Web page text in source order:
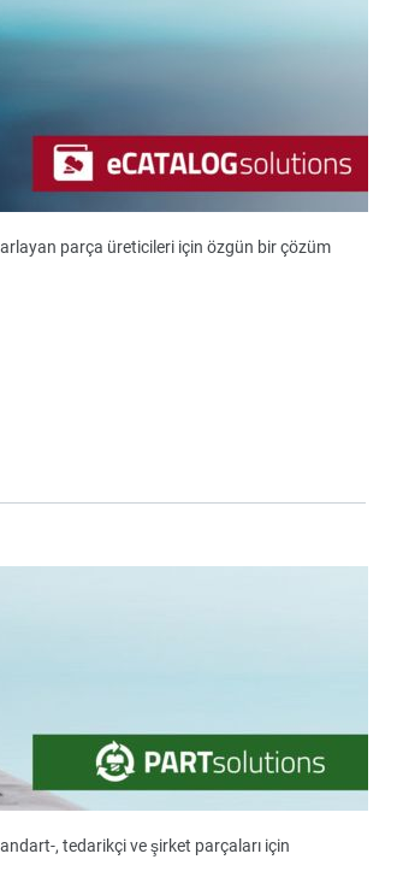
parça üreticileri için özgün bir çözüm
, tedarikçi ve şirket parçaları için